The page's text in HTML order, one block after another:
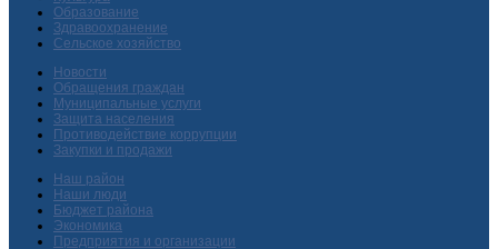
Образование
Здравоохранение
Сельское хозяйство
Новости
Обращения граждан
Муниципальные услуги
Защита населения
Противодействие коррупции
Закупки и продажи
Наш район
Наши люди
Бюджет района
Экономика
Предприятия и организации